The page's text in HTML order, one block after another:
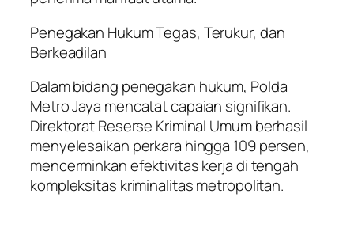
Penegakan Hukum Tegas, Terukur, dan
Berkeadilan
Dalam bidang penegakan hukum, Polda
Metro Jaya mencatat capaian signifikan.
Direktorat Reserse Kriminal Umum berhasil
menyelesaikan perkara hingga 109 persen,
mencerminkan efektivitas kerja di tengah
kompleksitas kriminalitas metropolitan.